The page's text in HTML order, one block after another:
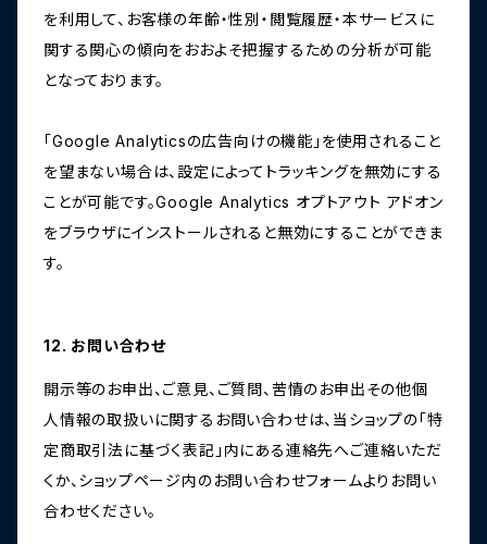
を利用して、お客様の年齢・性別・閲覧履歴・本サービスに
関する関心の傾向をおおよそ把握するための分析が可能
となっております。
「Google Analyticsの広告向けの機能」を使用されること
を望まない場合は、設定によってトラッキングを無効にする
ことが可能です。Google Analytics オプトアウト アドオン
をブラウザにインストールされると無効にすることができま
す。
12. お問い合わせ
開示等のお申出、ご意見、ご質問、苦情のお申出その他個
人情報の取扱いに関するお問い合わせは、当ショップの「特
定商取引法に基づく表記」内にある連絡先へご連絡いただ
くか、ショップページ内のお問い合わせフォームよりお問い
合わせください。